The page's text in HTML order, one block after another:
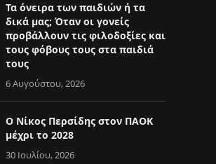
Τα όνειρα των παιδιών ή τα
δικά μας; Όταν οι γονείς
προβάλλουν τις φιλοδοξίες και
τους φόβους τους στα παιδιά
τους
6 Αυγούστου, 2026
Ο Νίκος Περσίδης στον ΠΑΟΚ
μέχρι το 2028
30 Ιουλίου, 2026